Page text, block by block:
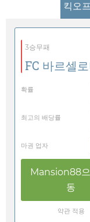
킥오
3승무패
FC 바르셀
확률
최고의 배당률
마권 업자
Mansion88
동
약관 적용